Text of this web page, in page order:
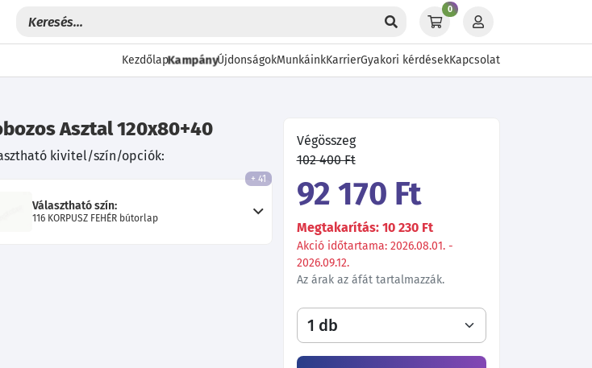
0
KezdőlapKampányÚjdonságokMunkáinkKarrierGyakori kérdésekKapcsolat
Asztal 120x80+40
kivitel/szín/opciók:
Választható szín:
116 KORPUSZ FEHÉR bútorlap
+ 41
Végösszeg
102 400 Ft
92 170 Ft
Megtakarítás: 10 230 Ft
Akció időtartama: 2026.08.01. -
2026.09.12.
Az árak az áfát tartalmazzák.